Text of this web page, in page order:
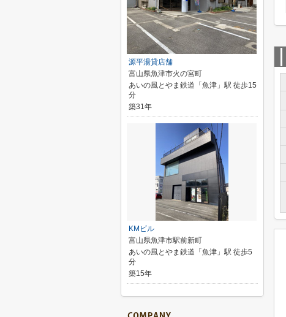
源平湯貸店舗
富山県魚津市火の宮町
あいの風とやま鉄道「魚津」駅 徒歩15
分
築31年
KMビル
富山県魚津市駅前新町
あいの風とやま鉄道「魚津」駅 徒歩5
分
築15年